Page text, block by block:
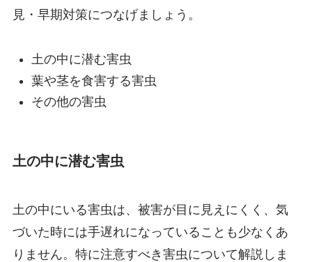
見・早期対策につなげましょう。
土の中に潜む害虫
葉や茎を食害する害虫
その他の害虫
土の中に潜む害虫
土の中にいる害虫は、被害が目に見えにくく、気
づいた時には手遅れになっていることも少なくあ
りません。特に注意すべき害虫について解説しま